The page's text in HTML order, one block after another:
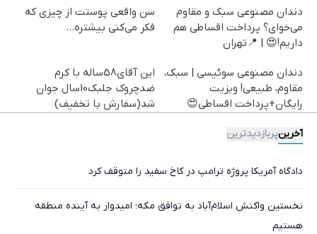
دندان مصنوعی سبک و مقاوم
می‌خوای؟ پرداخت اقساطی هم
داریم!😍 | 📍تهران
سن واقعی پوستت از چیزی که
فکر می‌کنی بیشتره...
دندان مصنوعی سوئیسی | سبک،
مقاوم، طبیعی! ویزیت
رایگان+پرداخت اقساطی😍
این آقای58ساله با کرم
ضدچروک جلبک10سال جوان
شد(سفارش با تخفیف)
آخرینپربازدیدترین
دادگاه آمریکا پروژه ترامپ در کاخ سفید را متوقف کرد
نخستین واکنش اسلام‌آباد به توافق مکه؛ امیدوار به آینده منطقه
هستیم